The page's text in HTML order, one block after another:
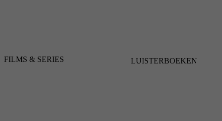
FILMS & SERIES LUISTERBOEKEN